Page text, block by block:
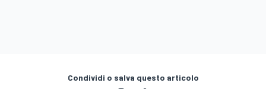
Condividi o salva questo articolo